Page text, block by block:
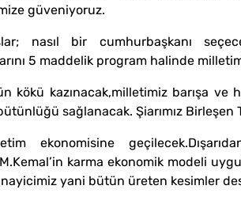
güveniyoruz.
nasıl bir cumhurbaşkanı
5 maddelik program halinde
kökü kazınacak,milletimiz barışa
sağlanacak. Şiarımız Birleşen
ekonomisine
karma ekonomik modeli
yani bütün üreten kesimler